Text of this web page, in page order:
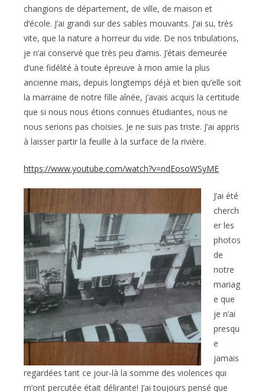
changions de département, de ville, de maison et
d’école. J’ai grandi sur des sables mouvants. J’ai su, très
vite, que la nature a horreur du vide. De nos tribulations,
je n’ai conservé que très peu d’amis. J’étais demeurée
d’une fidélité à toute épreuve à mon amie la plus
ancienne mais, depuis longtemps déjà et bien qu’elle soit
la marraine de notre fille aînée, j’avais acquis la certitude
que si nous nous étions connues étudiantes, nous ne
nous serions pas choisies. Je ne suis pas triste. J’ai appris
à laisser partir la feuille à la surface de la rivière.
https://www.youtube.com/watch?v=ndEosoWSyME
J’ai été
cherch
er les
photos
de
notre
mariag
e que
je n’ai
presqu
e
jamais
regardées tant ce jour-là la somme des violences qui
m’ont percutée était délirante! J’ai toujours pensé que